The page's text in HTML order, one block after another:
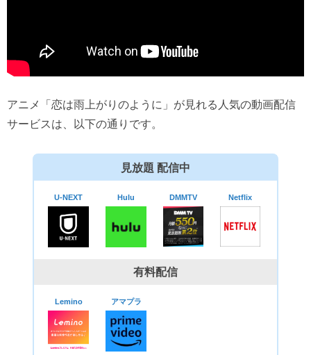
アニメ「恋は雨上がりのように」が見れる人気の動画配信
サービスは、以下の通りです。
見放題 配信中
U-NEXT Hulu DMMTV Netflix
有料配信
Lemino アマプラ